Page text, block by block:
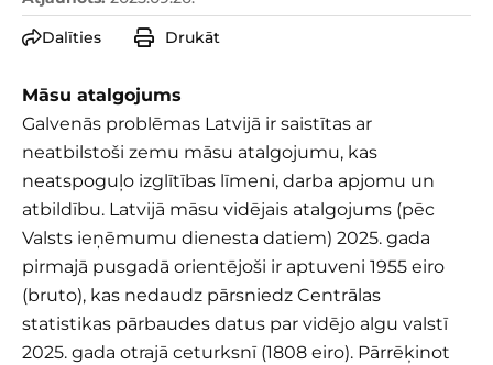
Dalīties
Drukāt
Māsu atalgojums
Galvenās problēmas Latvijā ir saistītas ar
neatbilstoši zemu māsu atalgojumu, kas
neatspoguļo izglītības līmeni, darba apjomu un
atbildību. Latvijā māsu vidējais atalgojums (pēc
Valsts ieņēmumu dienesta datiem) 2025. gada
pirmajā pusgadā orientējoši ir aptuveni 1955 eiro
(bruto), kas nedaudz pārsniedz Centrālas
statistikas pārbaudes datus par vidējo algu valstī
2025. gada otrajā ceturksnī (1808 eiro). Pārrēķinot